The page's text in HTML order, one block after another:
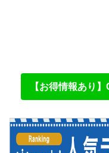
【お得情報あり